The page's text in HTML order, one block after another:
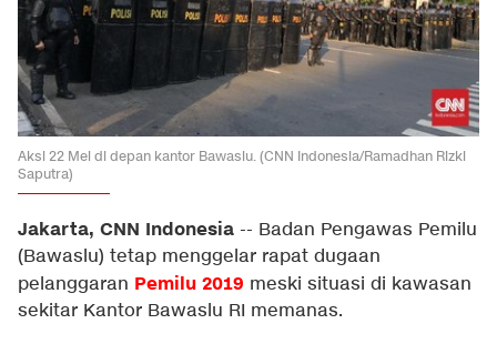
Aksi 22 Mei di depan kantor Bawaslu. (CNN Indonesia/Ramadhan Rizki
Saputra)
Jakarta, CNN Indonesia -- Badan Pengawas Pemilu
(Bawaslu) tetap menggelar rapat dugaan
pelanggaran Pemilu 2019 meski situasi di kawasan
sekitar Kantor Bawaslu RI memanas.